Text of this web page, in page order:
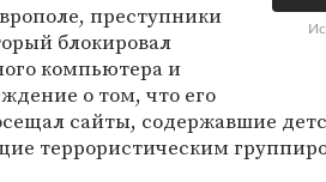
преступники
блокировал
компьютера и
о том, что его
сайты, содержавшие
террористическим